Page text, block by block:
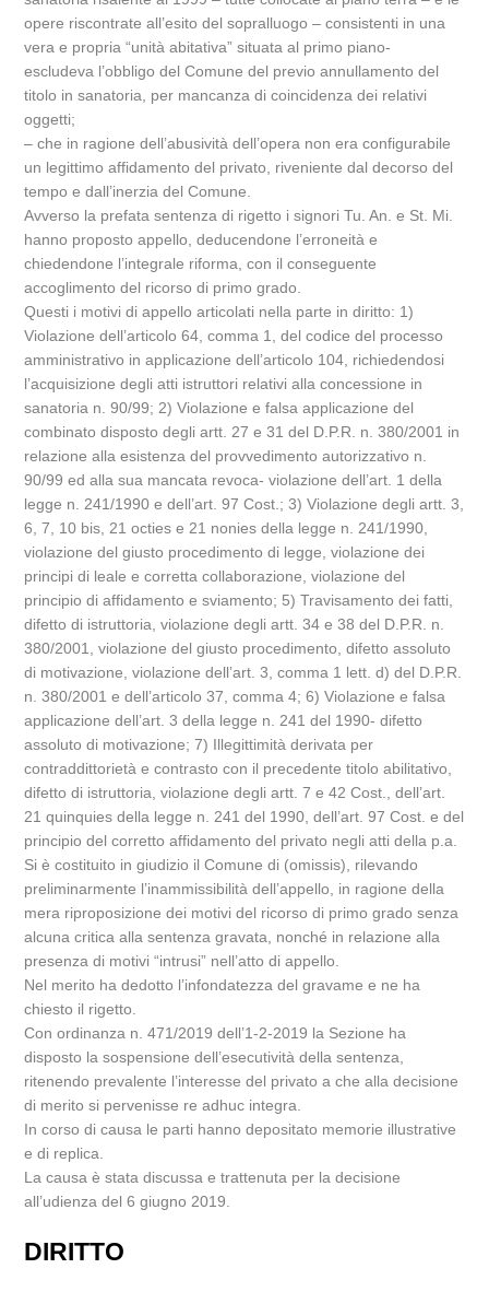
opere riscontrate all’esito del sopralluogo – consistenti in una
vera e propria “unità abitativa” situata al primo piano-
escludeva l’obbligo del Comune del previo annullamento del
titolo in sanatoria, per mancanza di coincidenza dei relativi
oggetti;
– che in ragione dell’abusività dell’opera non era configurabile
un legittimo affidamento del privato, riveniente dal decorso del
tempo e dall’inerzia del Comune.
Avverso la prefata sentenza di rigetto i signori Tu. An. e St. Mi.
hanno proposto appello, deducendone l’erroneità e
chiedendone l’integrale riforma, con il conseguente
accoglimento del ricorso di primo grado.
Questi i motivi di appello articolati nella parte in diritto: 1)
Violazione dell’articolo 64, comma 1, del codice del processo
amministrativo in applicazione dell’articolo 104, richiedendosi
l’acquisizione degli atti istruttori relativi alla concessione in
sanatoria n. 90/99; 2) Violazione e falsa applicazione del
combinato disposto degli artt. 27 e 31 del D.P.R. n. 380/2001 in
relazione alla esistenza del provvedimento autorizzativo n.
90/99 ed alla sua mancata revoca- violazione dell’art. 1 della
legge n. 241/1990 e dell’art. 97 Cost.; 3) Violazione degli artt. 3,
6, 7, 10 bis, 21 octies e 21 nonies della legge n. 241/1990,
violazione del giusto procedimento di legge, violazione dei
principi di leale e corretta collaborazione, violazione del
principio di affidamento e sviamento; 5) Travisamento dei fatti,
difetto di istruttoria, violazione degli artt. 34 e 38 del D.P.R. n.
380/2001, violazione del giusto procedimento, difetto assoluto
di motivazione, violazione dell’art. 3, comma 1 lett. d) del D.P.R.
n. 380/2001 e dell’articolo 37, comma 4; 6) Violazione e falsa
applicazione dell’art. 3 della legge n. 241 del 1990- difetto
assoluto di motivazione; 7) Illegittimità derivata per
contraddittorietà e contrasto con il precedente titolo abilitativo,
difetto di istruttoria, violazione degli artt. 7 e 42 Cost., dell’art.
21 quinquies della legge n. 241 del 1990, dell’art. 97 Cost. e del
principio del corretto affidamento del privato negli atti della p.a.
Si è costituito in giudizio il Comune di (omissis), rilevando
preliminarmente l’inammissibilità dell’appello, in ragione della
mera riproposizione dei motivi del ricorso di primo grado senza
alcuna critica alla sentenza gravata, nonché in relazione alla
presenza di motivi “intrusi” nell’atto di appello.
Nel merito ha dedotto l’infondatezza del gravame e ne ha
chiesto il rigetto.
Con ordinanza n. 471/2019 dell’1-2-2019 la Sezione ha
disposto la sospensione dell’esecutività della sentenza,
ritenendo prevalente l’interesse del privato a che alla decisione
di merito si pervenisse re adhuc integra.
In corso di causa le parti hanno depositato memorie illustrative
e di replica.
La causa è stata discussa e trattenuta per la decisione
all’udienza del 6 giugno 2019.
DIRITTO